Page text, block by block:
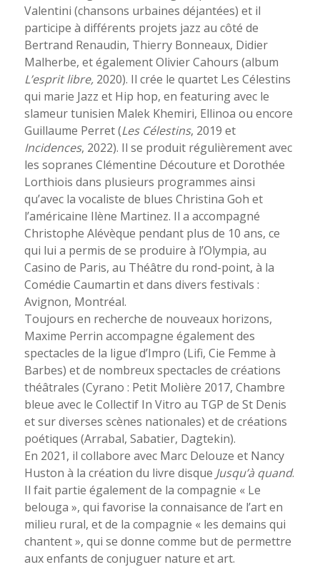
Valentini (chansons urbaines déjantées) et il
participe à différents projets jazz au côté de
Bertrand Renaudin, Thierry Bonneaux, Didier
Malherbe, et également Olivier Cahours (album
L’esprit libre, 2020). Il crée le quartet Les Célestins
qui marie Jazz et Hip hop, en featuring avec le
slameur tunisien Malek Khemiri, Ellinoa ou encore
Guillaume Perret (Les Célestins, 2019 et
Incidences, 2022). Il se produit régulièrement avec
les sopranes Clémentine Découture et Dorothée
Lorthiois dans plusieurs programmes ainsi
qu’avec la vocaliste de blues Christina Goh et
l’américaine Ilène Martinez. Il a accompagné
Christophe Alévèque pendant plus de 10 ans, ce
qui lui a permis de se produire à l’Olympia, au
Casino de Paris, au Théâtre du rond-point, à la
Comédie Caumartin et dans divers festivals :
Avignon, Montréal.
Toujours en recherche de nouveaux horizons,
Maxime Perrin accompagne également des
spectacles de la ligue d’Impro (Lifi, Cie Femme à
Barbes) et de nombreux spectacles de créations
théâtrales (Cyrano : Petit Molière 2017, Chambre
bleue avec le Collectif In Vitro au TGP de St Denis
et sur diverses scènes nationales) et de créations
poétiques (Arrabal, Sabatier, Dagtekin).
En 2021, il collabore avec Marc Delouze et Nancy
Huston à la création du livre disque Jusqu’à quand.
Il fait partie également de la compagnie « Le
belouga », qui favorise la connaisance de l’art en
milieu rural, et de la compagnie « les demains qui
chantent », qui se donne comme but de permettre
aux enfants de conjuguer nature et art.